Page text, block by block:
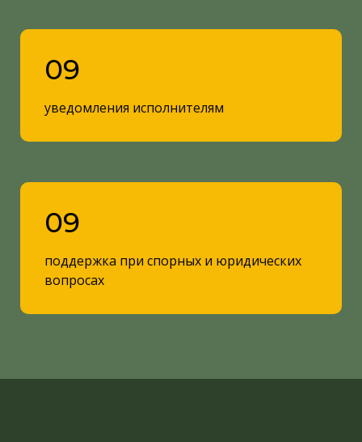
09
уведомления исполнителям
09
поддержка при спорных и юридических
вопросах